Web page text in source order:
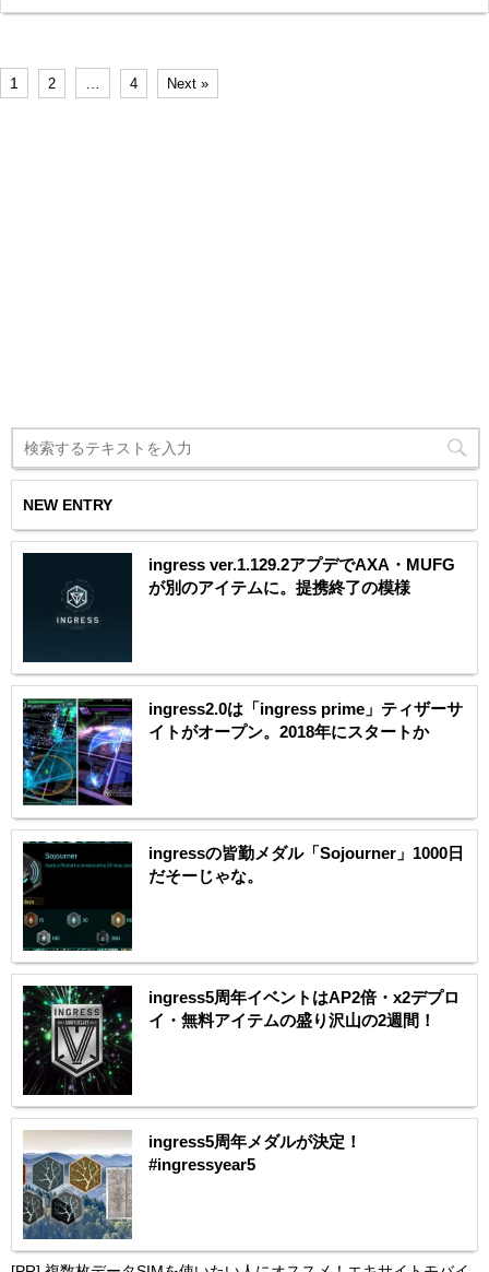
1 2 4 Next »
NEW ENTRY
ingress ver.1.129.2アプデでAXA・MUFG
が別のアイテムに。提携終了の模様
ingress2.0は「ingress prime」ティザーサ
イトがオープン。2018年にスタートか
ingressの皆勤メダル「Sojourner」1000日
だそーじゃな。
ingress5周年イベントはAP2倍・x2デプロ
イ・無料アイテムの盛り沢山の2週間！
ingress5周年メダルが決定！
#ingressyear5